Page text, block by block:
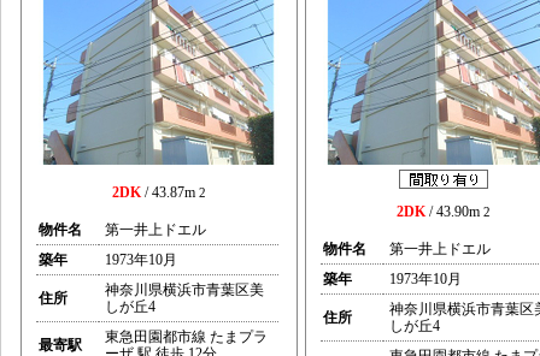
2DK/ 43.87m 2
物件名
第一井上ドエル
築年
1973年10月
住所
神奈川県横浜市青葉区美
しが丘4
最寄駅
東急田園都市線 たまプラ
2DK/ 43.90m 2
物件名
第一井上ドエル
築年
1973年10月
住所
神奈川県横浜市青葉区
しが丘4